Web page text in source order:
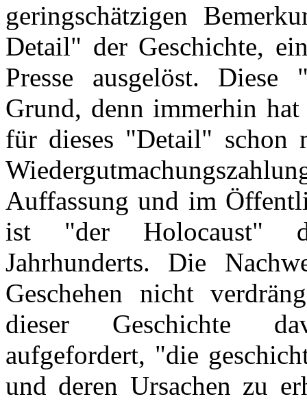
geringschätzigen
Detail" der Geschichte,
Presse ausgelöst.
Grund, denn immerhin
für dieses "Detail"
Auffassung und im
ist "der Holocaust"
Jahrhunderts. Die
Geschehen nicht
dieser Geschichte
aufgefordert, "die
und deren Ursachen zu